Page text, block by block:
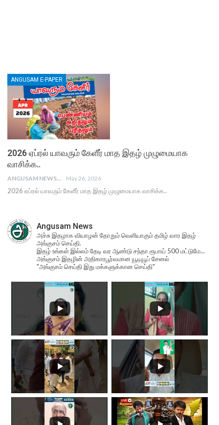
ANGUSAM E-PAPER
2026 ஏப்ரல் யாவரும் கேளீர் மாத இதழ் முழுமையாக
வாசிக்க..
ANGUSAM NEWS May 26, 2026
2026 ஏப்ரல் யாவரும் கேளீர் மாத இதழ் முழுமையாக வாசிக்க..
Angusam News
அச்சு இதழாக வியாழன் தோறும் வெளியாகும் தமிழ் வார இதழ்
அங்குசம் செய்தி.
இதழ் உங்கள் இல்லம் தேடி வர ஆண்டு சந்தா ரூபாய் 500 மட்டுமே...
அங்குசம் இதழின் அதிகாரபூர்வமான யூடியூப் சேனல்
"அங்குசம் செய்தி இது மக்களுக்கான செய்தி"